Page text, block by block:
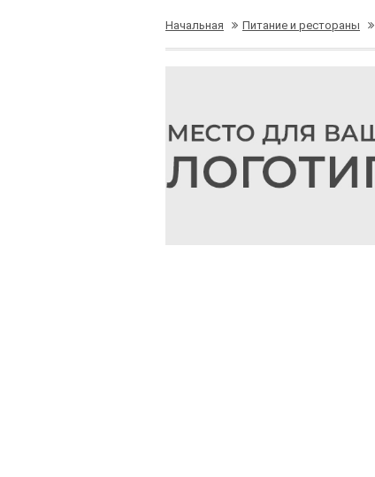
Начальная Питание и рестораны